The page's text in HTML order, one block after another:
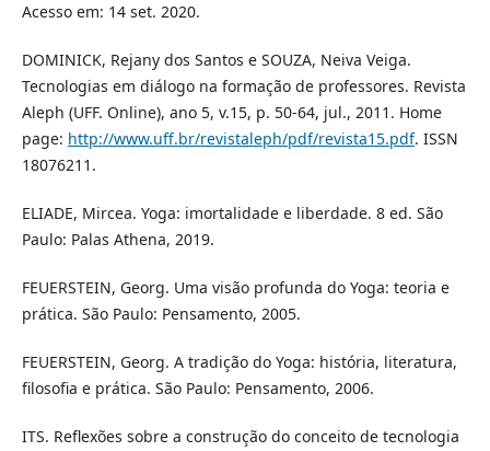
Acesso em: 14 set. 2020.
DOMINICK, Rejany dos Santos e SOUZA, Neiva Veiga.
Tecnologias em diálogo na formação de professores. Revista
Aleph (UFF. Online), ano 5, v.15, p. 50-64, jul., 2011. Home
page: http://www.uff.br/revistaleph/pdf/revista15.pdf. ISSN
18076211.
ELIADE, Mircea. Yoga: imortalidade e liberdade. 8 ed. São
Paulo: Palas Athena, 2019.
FEUERSTEIN, Georg. Uma visão profunda do Yoga: teoria e
prática. São Paulo: Pensamento, 2005.
FEUERSTEIN, Georg. A tradição do Yoga: história, literatura,
filosofia e prática. São Paulo: Pensamento, 2006.
ITS. Reflexões sobre a construção do conceito de tecnologia